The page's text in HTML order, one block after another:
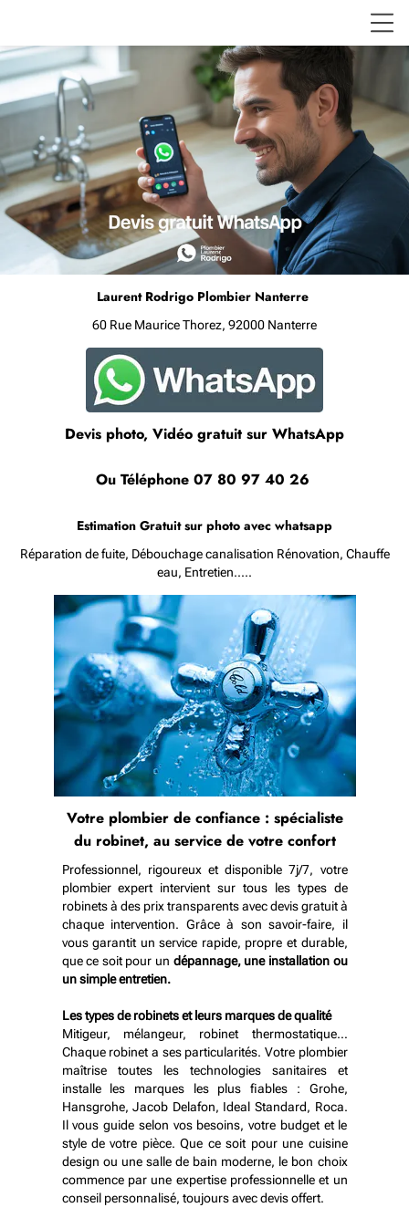
Laurent Rodrigo Plombier Nanterre
60 Rue Maurice Thorez, 92000 Nanterre
Devis photo, Vidéo gratuit sur WhatsApp
Ou Téléphone 07 80 97 40 26
Estimation Gratuit sur photo avec whatsapp
Réparation de fuite, Débouchage canalisation Rénovation, Chauffe
eau, Entretien.....
Votre plombier de confiance : spécialiste
du robinet, au service de votre confort
Professionnel, rigoureux et disponible 7j/7, votre
plombier expert intervient sur tous les types de
robinets à des prix transparents avec devis gratuit à
chaque intervention. Grâce à son savoir-faire, il
vous garantit un service rapide, propre et durable,
que ce soit pour un dépannage, une installation ou
un simple entretien.
Les types de robinets et leurs marques de qualité
Mitigeur, mélangeur, robinet thermostatique…
Chaque robinet a ses particularités. Votre plombier
maîtrise toutes les technologies sanitaires et
installe les marques les plus fiables : Grohe,
Hansgrohe, Jacob Delafon, Ideal Standard, Roca.
Il vous guide selon vos besoins, votre budget et le
style de votre pièce. Que ce soit pour une cuisine
design ou une salle de bain moderne, le bon choix
commence par une expertise professionnelle et un
conseil personnalisé, toujours avec devis offert.